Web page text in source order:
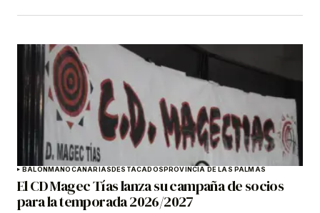
BALONMANOCANARIASDESTACADOSPROVINCIA DE LAS PALMAS
El CD Magec Tías lanza su campaña de socios
para la temporada 2026/2027